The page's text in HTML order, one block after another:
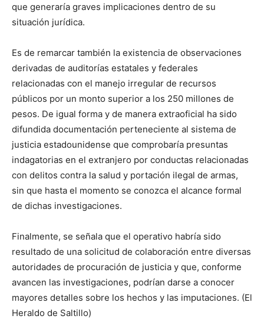
que generaría graves implicaciones dentro de su
situación jurídica.
Es de remarcar también la existencia de observaciones
derivadas de auditorías estatales y federales
relacionadas con el manejo irregular de recursos
públicos por un monto superior a los 250 millones de
pesos. De igual forma y de manera extraoficial ha sido
difundida documentación perteneciente al sistema de
justicia estadounidense que comprobaría presuntas
indagatorias en el extranjero por conductas relacionadas
con delitos contra la salud y portación ilegal de armas,
sin que hasta el momento se conozca el alcance formal
de dichas investigaciones.
Finalmente, se señala que el operativo habría sido
resultado de una solicitud de colaboración entre diversas
autoridades de procuración de justicia y que, conforme
avancen las investigaciones, podrían darse a conocer
mayores detalles sobre los hechos y las imputaciones. (El
Heraldo de Saltillo)